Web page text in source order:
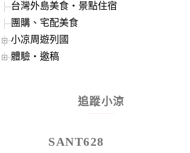
台灣外島美食‧景點住宿
團購、宅配美食
小凉周遊列國
體驗‧邀稿
追蹤小涼
SANT628